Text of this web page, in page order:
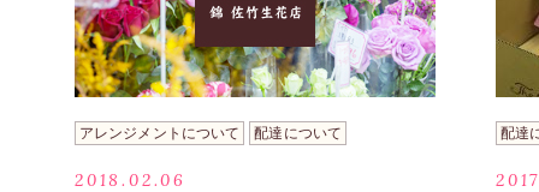
アレンジメントについて 配達について
2018.02.06
配達